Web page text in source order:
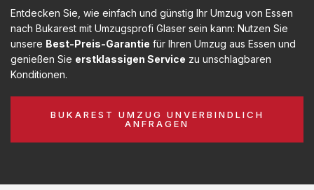
Entdecken Sie, wie einfach und günstig Ihr Umzug von Essen
nach Bukarest mit Umzugsprofi Glaser sein kann: Nutzen Sie
unsere Best-Preis-Garantie für Ihren Umzug aus Essen und
genießen Sie erstklassigen Service zu unschlagbaren
Konditionen.
BUKAREST UMZUG UNVERBINDLICH
ANFRAGEN